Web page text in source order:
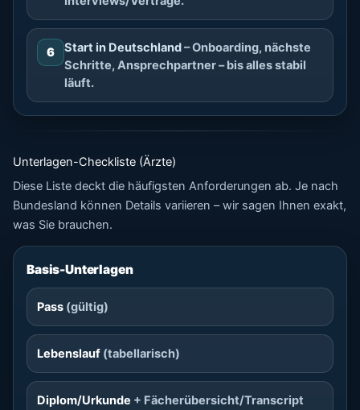
6 Start in Deutschland – Onboarding, nächste
Schritte, Ansprechpartner – bis alles stabil
läuft.
Unterlagen-Checkliste (Ärzte)
Diese Liste deckt die häufigsten Anforderungen ab. Je nach
Bundesland können Details variieren – wir sagen Ihnen exakt,
was Sie brauchen.
Basis-Unterlagen
Pass (gültig)
Lebenslauf (tabellarisch)
Diplom/Urkunde + Fächerübersicht/Transcript